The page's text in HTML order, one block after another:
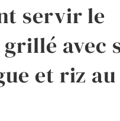
servir le
avec
et riz